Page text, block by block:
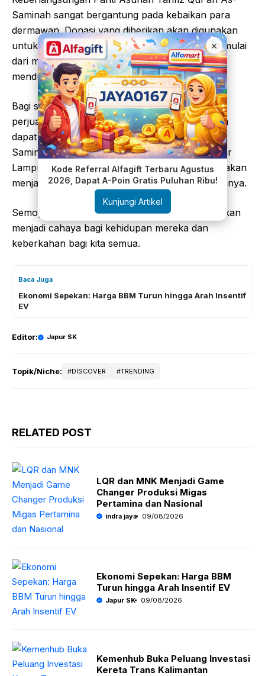
Saminah sangat bergantung pada kebaikan para
dermawan. Donasi yang diberikan akan digunakan
untuk memenuhi kebutuhan dasar anak-anak, mulai
dari makanan, pendidikan, hingga fasilitas yang
mendukung proses pembelajaran mereka.
Bagi siapa saja yang ingin turut serta dalam
perjuangan mencetak generasi Qur’ani, bantuan
dapat disalurkan langsung ke Panti Asuhan As-
Saminah di Jalan Samratulangi, Kedaton, Bandar
Lampung. Setiap sumbangan, sekecil apa pun, akan
menjadi amal jariyah yang terus mengalir pahalanya.
Semoga setiap langkah kebaikan yang kita lakukan
menjadi cahaya bagi kehidupan mereka dan
keberkahan bagi kita semua.
Baca Juga
Ekonomi Sepekan: Harga BBM Turun hingga Arah Insentif
EV
Editor: Japur SK
Topik/Niche: DISCOVER TRENDING
RELATED POST
LQR dan MNK Menjadi Game
Changer Produksi Migas
Pertamina dan Nasional
indra jaya 09/08/2026
Ekonomi Sepekan: Harga BBM
Turun hingga Arah Insentif EV
Japur SK 09/08/2026
Kemenhub Buka Peluang Investasi
Kereta Trans Kalimantan
×
Kode Referral Alfagift Terbaru Agustus
2026, Dapat A-Poin Gratis Puluhan Ribu!
Kunjungi Artikel